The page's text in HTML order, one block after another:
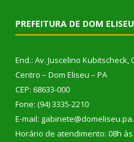
PREFEITURA DE DOM ELISEU
End.: Av. Juscelino Kubitscheck,
Centro – Dom Eliseu – PA
CEP: 68633-000
Fone: (94) 3335-2210
E-mail:
Horário de atendimento: 08h às